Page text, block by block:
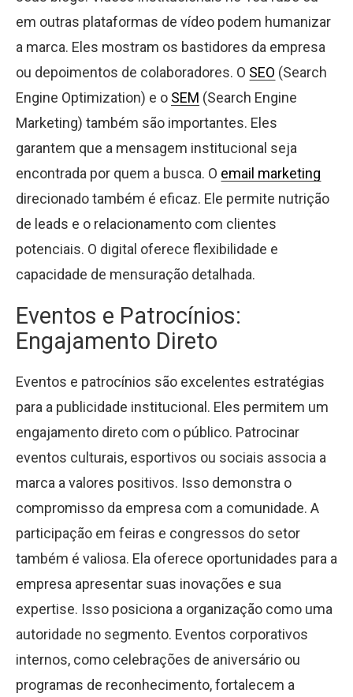
em outras plataformas de vídeo podem humanizar
a marca. Eles mostram os bastidores da empresa
ou depoimentos de colaboradores. O SEO (Search
Engine Optimization) e o SEM (Search Engine
Marketing) também são importantes. Eles
garantem que a mensagem institucional seja
encontrada por quem a busca. O email marketing
direcionado também é eficaz. Ele permite nutrição
de leads e o relacionamento com clientes
potenciais. O digital oferece flexibilidade e
capacidade de mensuração detalhada.
Eventos e Patrocínios:
Engajamento Direto
Eventos e patrocínios são excelentes estratégias
para a publicidade institucional. Eles permitem um
engajamento direto com o público. Patrocinar
eventos culturais, esportivos ou sociais associa a
marca a valores positivos. Isso demonstra o
compromisso da empresa com a comunidade. A
participação em feiras e congressos do setor
também é valiosa. Ela oferece oportunidades para a
empresa apresentar suas inovações e sua
expertise. Isso posiciona a organização como uma
autoridade no segmento. Eventos corporativos
internos, como celebrações de aniversário ou
programas de reconhecimento, fortalecem a